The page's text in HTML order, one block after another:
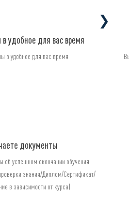
удобное для вас время
в удобное для вас время
❯
документы
об успешном окончании обучения
знания/Диплом/Сертификат/
в зависимости от курса)